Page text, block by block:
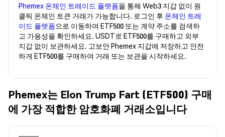
Phemex 온체인 트레이드 플랫폼을 통해 Web3 지갑 없이 원
클릭 온체인 토큰 거래가 가능합니다. 로그인 후 온체인 트레
이드 플랫폼으로 이동하여 ETF500 또는 계약 주소를 검색하
고 가용성을 확인하세요. USDT로 ETF500를 구매하고 외부
지갑 없이 보관하세요. 고보안 Phemex 지갑에 저장하고 안전
하게 ETF500를 구매하여 거래 또는 보관을 시작하세요.
Phemex는 Elon Trump Fart (ETF500) 구매
에 가장 적합한 암호화폐 거래소입니다